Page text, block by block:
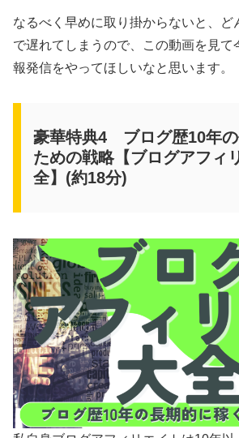
なるべく早めに取り掛からないと、ど
で遅れてしまうので、この動画を見て
報発信をやってほしいなと思います。
豪華特典4 ブログ歴10年
ための戦略【ブログアフィ
全】(約18分)